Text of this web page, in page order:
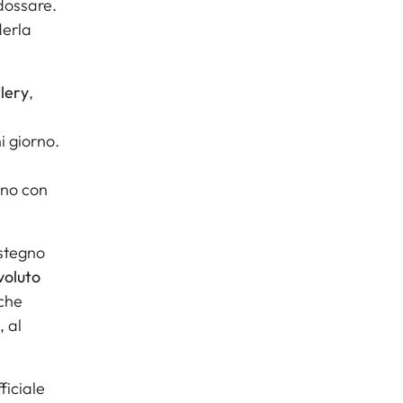
,
giorno.
con
, al